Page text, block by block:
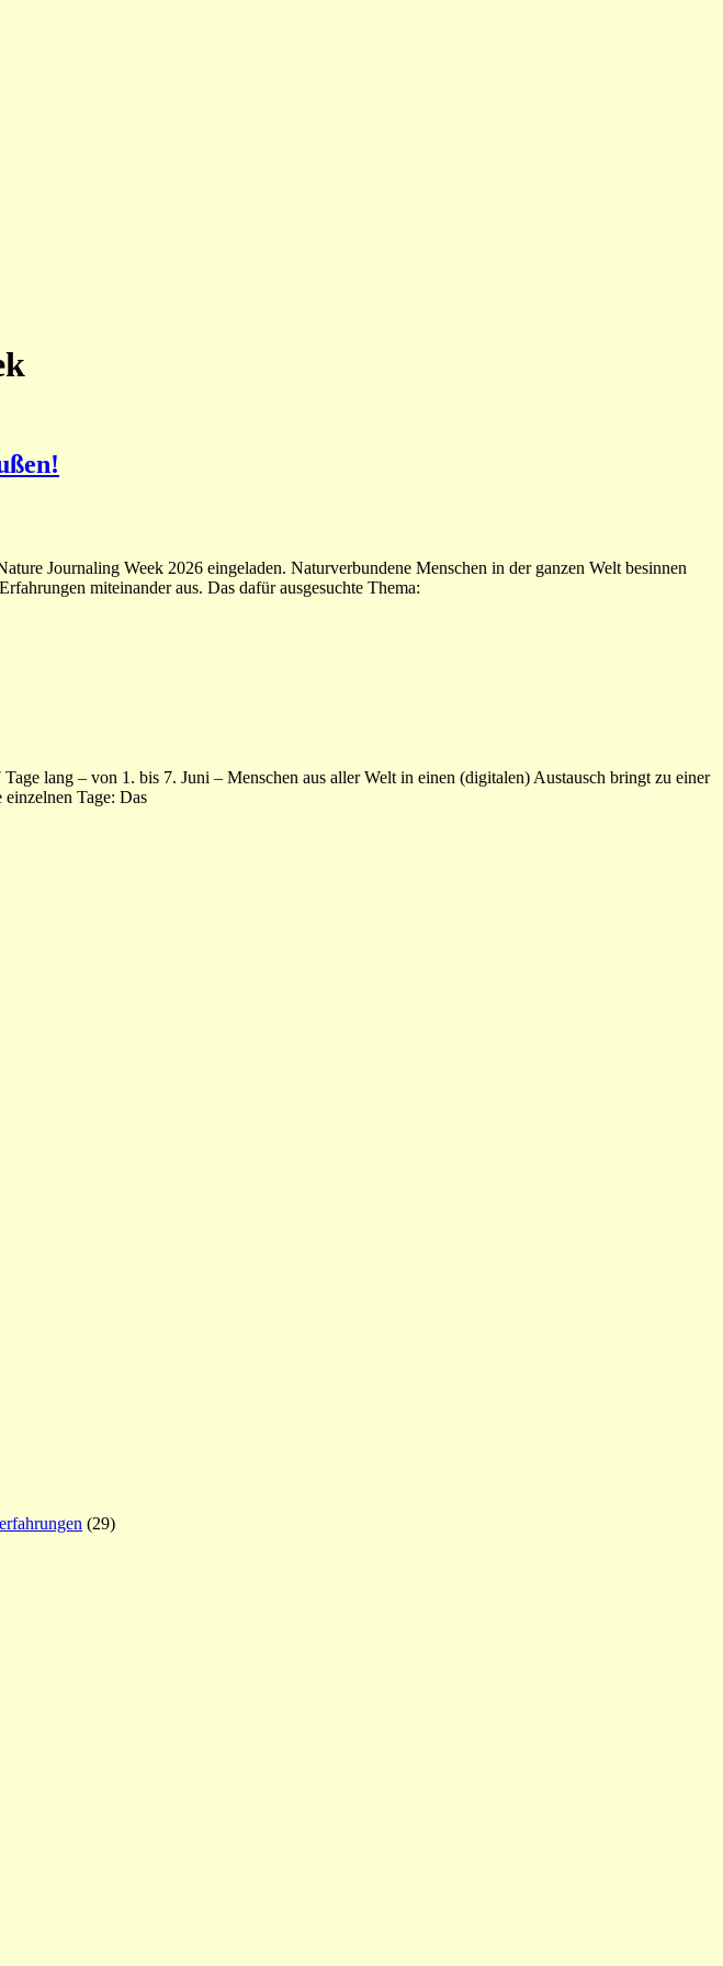
Journaling Week 2026 eingeladen. Naturverbundene Menschen in der ganzen Welt besinnen
miteinander aus. Das dafür ausgesuchte Thema:
lang – von 1. bis 7. Juni – Menschen aus aller Welt in einen (digitalen) Austausch bringt zu einer
Tage: Das
(29)